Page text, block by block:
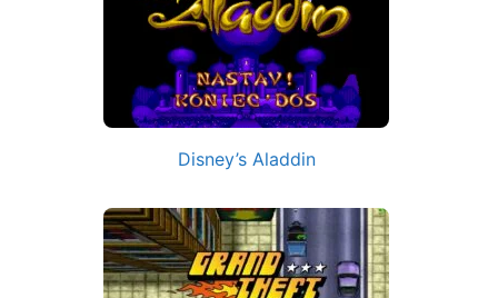
Disney’s Aladdin